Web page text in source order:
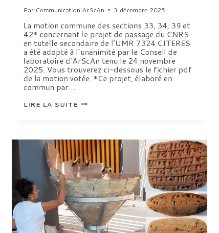
Par Communication ArScAn 3 décembre 2025
La motion commune des sections 33, 34, 39 et
42* concernant le projet de passage du CNRS
en tutelle secondaire de l’UMR 7324 CITERES
a été adopté à l’unanimité par le Conseil de
laboratoire d’ArScAn tenu le 24 novembre
2025. Vous trouverez ci-dessous le fichier pdf
de la motion votée. *Ce projet, élaboré en
commun par…
LIRE LA SUITEMOTION
COMMUNE
PASSAGE
DU
CNRS
EN
TUTELLE
SECONDAIRE
DE
L’UMR
CITERES